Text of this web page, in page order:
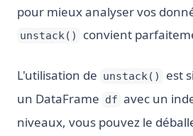
pour mieux analyser vos
unstack() convient
L'utilisation de unstack()
est
un DataFrame df avec un
niveaux, vous pouvez le